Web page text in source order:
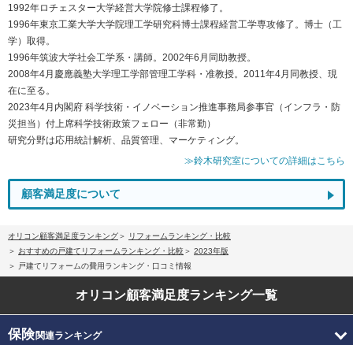
1992年ロチェスター大学経営大学院修士課程修了。
1996年東京工業大学大学院理工学研究科博士課程経営工学専攻修了。博士（工
学）取得。
1996年筑波大学社会工学系・講師。2002年6月同助教授。
2008年4月慶應義塾大学理工学部管理工学科・准教授。2011年4月同教授、現
在に至る。
2023年4月内閣府 科学技術・イノベーション推進事務局参事官（インフラ・防
災担当）付上席科学技術政策フェロー（非常勤）
研究分野は応用統計解析、品質管理、マーケティング。
≫鈴木研究室についての詳細はこちら
顧客満足度について
オリコン顧客満足度ランキング
リフォームランキング・比較
おすすめの戸建てリフォームランキング・比較
2023年版
戸建てリフォームの費用ランキング・口コミ情報
オリコン顧客満足度ランキング一覧
保険関連ランキング